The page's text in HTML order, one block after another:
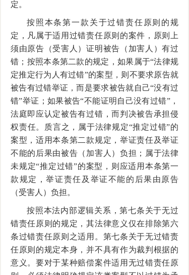
定。
按照本条第一款关于过错责任原则的规
定，凡属于适用过错责任原则的案件，原则上
须由原告（受害人）证明被告（加害人）有过
错；按照本条第二款的规定，如果属于“法律规
定推定行为人有过错”的案型，则不要求原告就
被告有过错举证，而是要求被告就自己“没有过
错”举证；如果被告“不能证明自己没有过错”，
法庭即应认定被告有过错，而判决被告承担侵
权责任。质言之，属于法律规定“推定过错”的
案型，适用本条第二款规定，举证责任及举证
不能的后果由被告（加害人）负担；属于法律
未规定“推定过错”的案型，则应适用本条第一
款规定，举证责任及举证不能的后果由原告
（受害人）负担。
按照本法内部逻辑关系，第七条关于无过
错责任原则的规定，其法律意义仅在排除第六
条过错责任原则之适用。第七条关于无过错责
任原则的规定本身，并不具有作为裁判根据的
意义。要对于某种赔偿案件适用无过错责任原